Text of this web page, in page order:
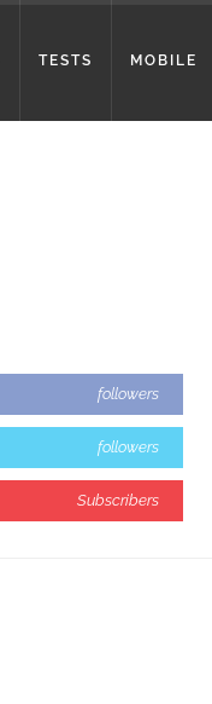
TESTS MOBILE
followers
followers
Subscribers